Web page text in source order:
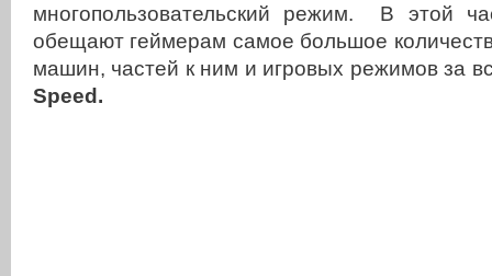
многопользовательский режим. В этой
обещают геймерам самое большое
машин, частей к ним и игровых режимов за
Speed.